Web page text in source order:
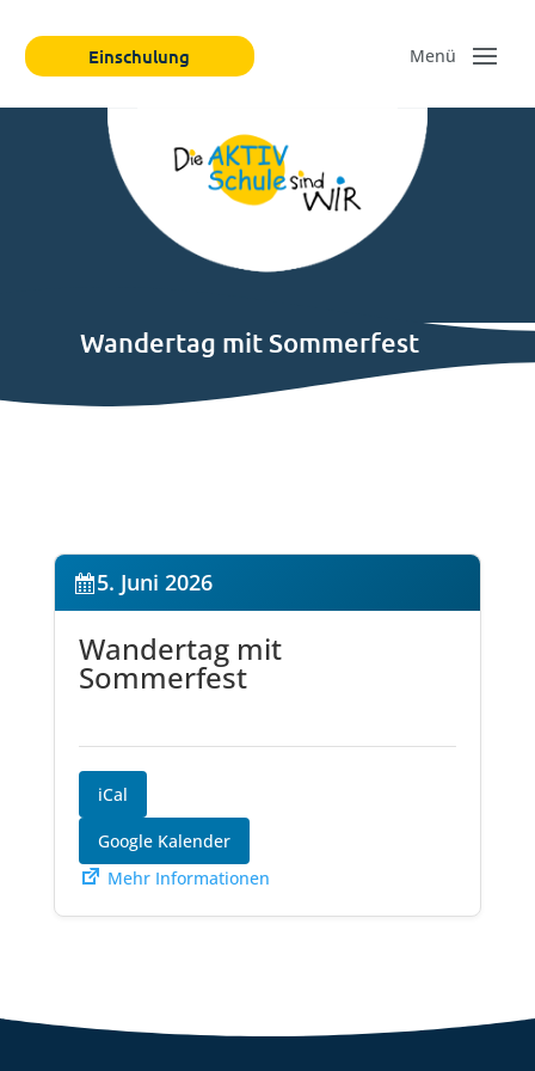
Einschulung
Wandertag mit Sommerfest
5. Juni 2026
Wandertag mit
Sommerfest
iCal
Google Kalender
Mehr Informationen